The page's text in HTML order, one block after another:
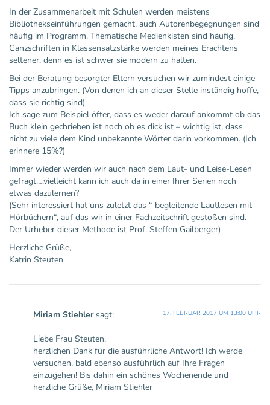
In der Zusammenarbeit mit Schulen werden meistens
Bibliothekseinführungen gemacht, auch Autorenbegegnungen sind
häufig im Programm. Thematische Medienkisten sind häufig,
Ganzschriften in Klassensatzstärke werden meines Erachtens
seltener, denn es ist schwer sie modern zu halten.
Bei der Beratung besorgter Eltern versuchen wir zumindest einige
Tipps anzubringen. (Von denen ich an dieser Stelle inständig hoffe,
dass sie richtig sind)
Ich sage zum Beispiel öfter, dass es weder darauf ankommt ob das
Buch klein gechrieben ist noch ob es dick ist – wichtig ist, dass
nicht zu viele dem Kind unbekannte Wörter darin vorkommen. (Ich
erinnere 15%?)
Immer wieder werden wir auch nach dem Laut- und Leise-Lesen
gefragt….vielleicht kann ich auch da in einer Ihrer Serien noch
etwas dazulernen?
(Sehr interessiert hat uns zuletzt das “ begleitende Lautlesen mit
Hörbüchern“, auf das wir in einer Fachzeitschrift gestoßen sind.
Der Urheber dieser Methode ist Prof. Steffen Gailberger)
Herzliche Grüße,
Katrin Steuten
Miriam Stiehler sagt: 17. FEBRUAR 2017 UM 13:00 UHR
Liebe Frau Steuten,
herzlichen Dank für die ausführliche Antwort! Ich werde
versuchen, bald ebenso ausführlich auf Ihre Fragen
einzugehen! Bis dahin ein schönes Wochenende und
herzliche Grüße, Miriam Stiehler